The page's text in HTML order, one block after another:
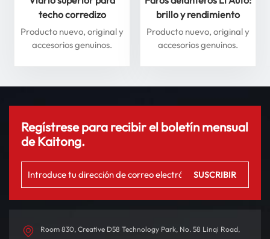
techo corredizo
delantero y trasero para
Li Auto Serie L: mejore
Producto nuevo, original y
accesorios genuinos.
brillo y rendimiento
superiores para máxima
seguridad
Producto nuevo, original y
accesorios genuinos.
Regístrese para recibir el boletín mensual
de Kaitong.
Room 830, Creative D58 Technology Park, No. 58 Linqi Road,